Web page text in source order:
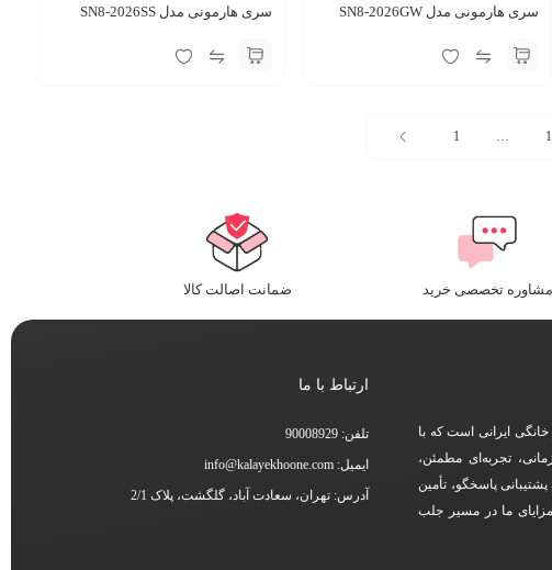
سری هارمونی مدل SN8-2026GW
سری هارمونی مدل SN8-2026SS
1
مشاوره تخصصی خرید ضمانت اصالت کالا
ایرانی است که با
تجربه‌ای مطمئن،
پاسخگو، تأمین
ما در مسیر جلب
ارتباط با ما
تلفن: 90008929
ایمیل: info@kalayekhoone.com
آدرس: تهران، سعادت آباد، گلگشت، پلاک 2/1